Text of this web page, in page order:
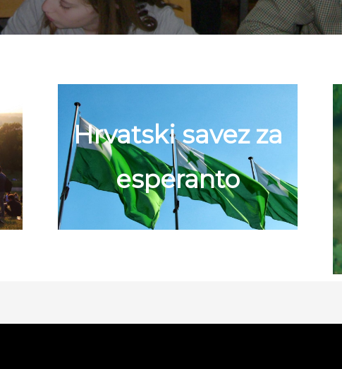
Hrvatski savez za
esperanto